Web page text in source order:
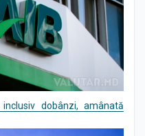
dobânzi, amânată